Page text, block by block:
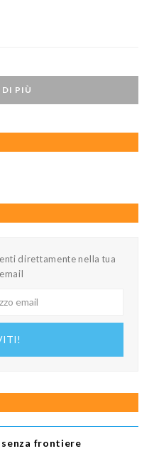
DI PIÙ
direttamente nella tua
senza frontiere